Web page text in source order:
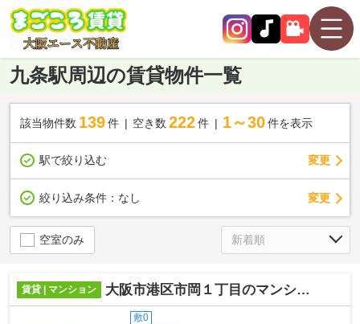
九条駅周辺の賃貸物件一覧
該当物件数 139件 空き数 222 件 1～30 件を表示
駅で絞り込む 変更
絞り込み条件： なし 変更
空室のみ
賃貸 | マンション 大阪市港区市岡１丁目のマンション
敷0